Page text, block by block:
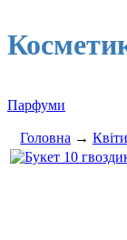
Парфуми
Головна →